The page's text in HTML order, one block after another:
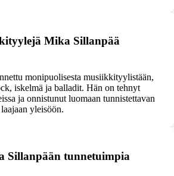
Mika Sillanpää
monipuolisesta musiikkityylistään,
iskelmä ja balladit. Hän on tehnyt
ja onnistunut luomaan tunnistettavan
yleisöön.
Sillanpään tunnetuimpia